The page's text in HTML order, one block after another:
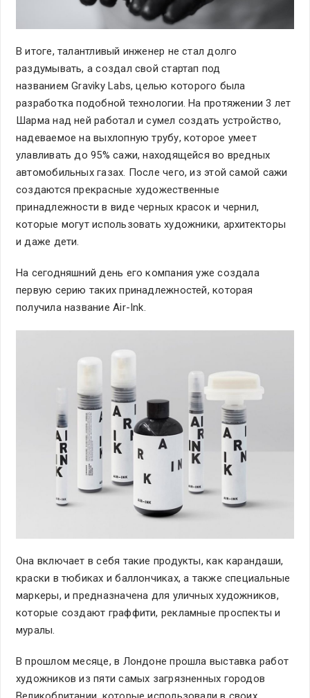
В итоге, талантливый инженер не стал долго
раздумывать, а создал свой стартап под
названием Graviky Labs, целью которого была
разработка подобной технологии. На протяжении 3 лет
Шарма над ней работал и сумел создать устройство,
надеваемое на выхлопную трубу, которое умеет
улавливать до 95% сажи, находящейся во вредных
автомобильных газах. После чего, из этой самой сажи
создаются прекрасные художественные
принадлежности в виде черных красок и чернил,
которые могут использовать художники, архитекторы
и даже дети.
На сегодняшний день его компания уже создала
первую серию таких принадлежностей, которая
получила название Air-Ink.
Она включает в себя такие продукты, как карандаши,
краски в тюбиках и баллончиках, а также специальные
маркеры, и предназначена для уличных художников,
которые создают граффити, рекламные проспекты и
муралы.
В прошлом месяце, в Лондоне прошла выставка работ
художников из пяти самых загрязненных городов